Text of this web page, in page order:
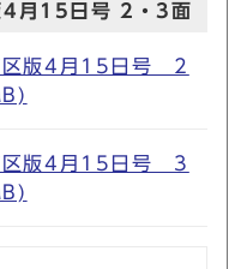
4月15日号 2・3面
区版4月15日号 2
区版4月15日号 3